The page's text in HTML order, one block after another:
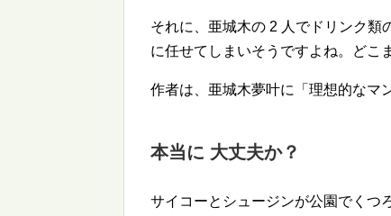
それに、亜城木の 2 人でドリンク類
に任せてしまいそうですよね。どこ
作者は、亜城木夢叶に「理想的なマ
本当に 大丈夫か？
サイコーとシュージンが公園でくつ